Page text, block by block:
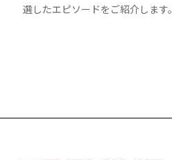
選したエピソードをご紹介します。